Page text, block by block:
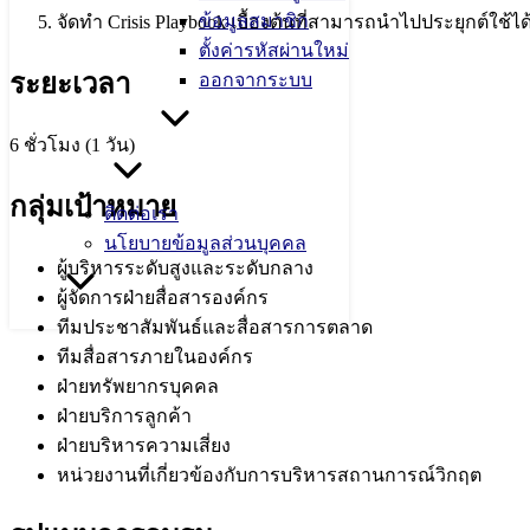
ข้อมูลสมาชิก
ตั้งค่ารหัสผ่านใหม่
ออกจากระบบ
ติดต่อเรา
นโยบายข้อมูลส่วนบุคคล
จัดทำ Crisis Playbook เบื้องต้นที่สามารถนำไปประยุกต์ใช้ไ
ระยะเวลา
6 ชั่วโมง (1 วัน)
กลุ่มเป้าหมาย
ผู้บริหารระดับสูงและระดับกลาง
ผู้จัดการฝ่ายสื่อสารองค์กร
ทีมประชาสัมพันธ์และสื่อสารการตลาด
ทีมสื่อสารภายในองค์กร
ฝ่ายทรัพยากรบุคคล
ฝ่ายบริการลูกค้า
ฝ่ายบริหารความเสี่ยง
หน่วยงานที่เกี่ยวข้องกับการบริหารสถานการณ์วิกฤต